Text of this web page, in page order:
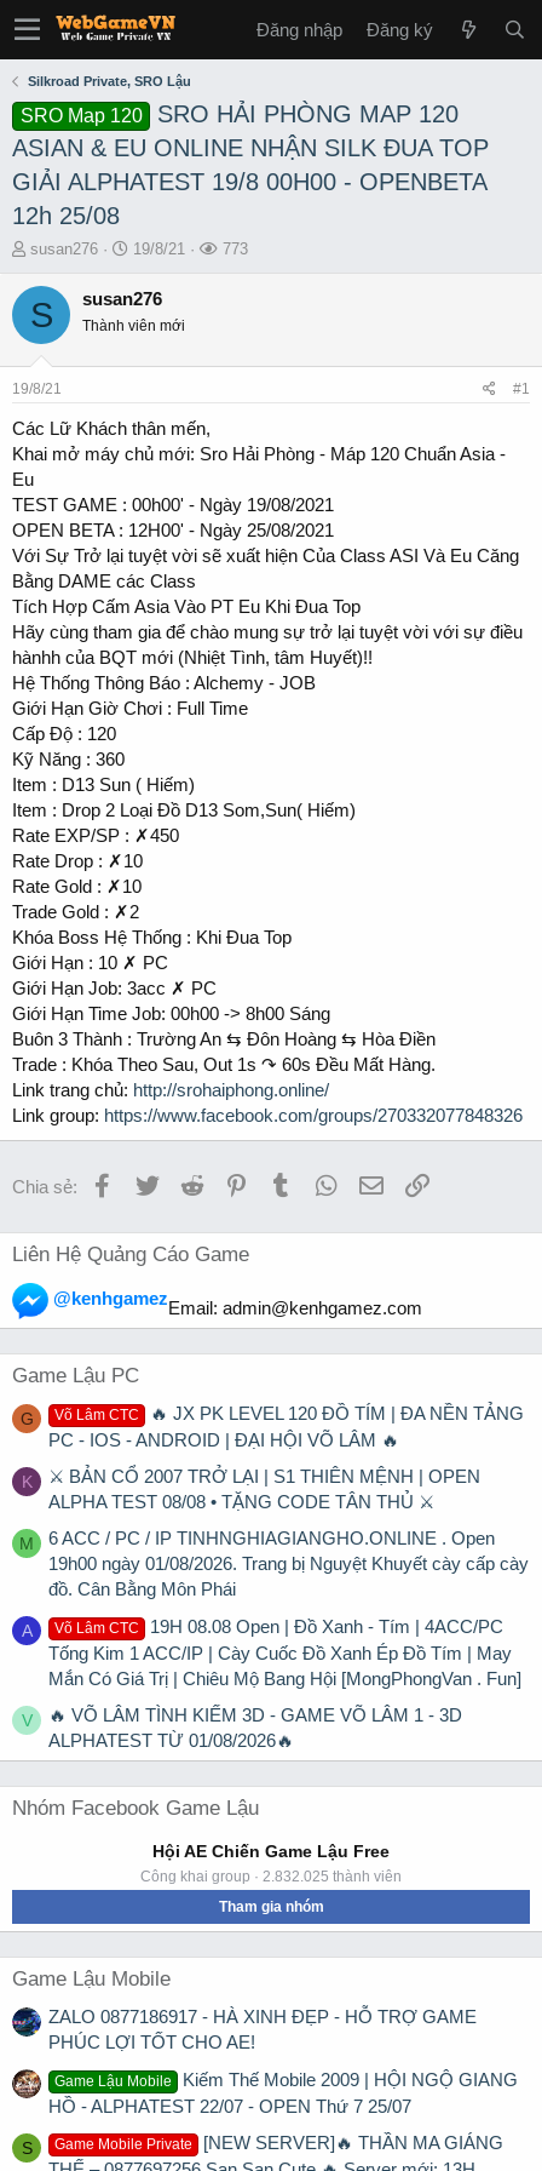
Đăng nhập Đăng ký
Silkroad Private, SRO Lậu
SRO Map 120
SRO HẢI PHÒNG MAP 120
ASIAN & EU ONLINE NHẬN SILK ĐUA TOP
GIẢI ALPHATEST 19/8 00H00 - OPENBETA
12h 25/08
T
r
e
s
a
t
e
r
susan276
S
a
t
e
19/8/21
L
773
S susan276
Thành viên mới
19/8/21 #1
Các Lữ Khách thân mến,
Khai mở máy chủ mới: Sro Hải Phòng - Máp 120 Chuẩn Asia -
Eu
TEST GAME : 00h00' - Ngày 19/08/2021
OPEN BETA : 12H00' - Ngày 25/08/2021
Với Sự Trở lại tuyệt vời sẽ xuất hiện Của Class ASI Và Eu Căng
Bằng DAME các Class
Tích Hợp Cấm Asia Vào PT Eu Khi Đua Top
Hãy cùng tham gia để chào mung sự trở lại tuyệt vời với sự điều
hànhh của BQT mới (Nhiệt Tình, tâm Huyết)!!
Hệ Thống Thông Báo : Alchemy - JOB
Giới Hạn Giờ Chơi : Full Time
Cấp Độ : 120
Kỹ Năng : 360
Item : D13 Sun ( Hiếm)
Item : Drop 2 Loại Đồ D13 Som,Sun( Hiếm)
Rate EXP/SP : ✗450
Rate Drop : ✗10
Rate Gold : ✗10
Trade Gold : ✗2
Khóa Boss Hệ Thống : Khi Đua Top
Giới Hạn : 10 ✗ PC
Giới Hạn Job: 3acc ✗ PC
Giới Hạn Time Job: 00h00 -> 8h00 Sáng
Buôn 3 Thành : Trường An ⇆ Đôn Hoàng ⇆ Hòa Điền
Trade : Khóa Theo Sau, Out 1s ↷ 60s Đều Mất Hàng.
Link trang chủ: http://srohaiphong.online/
Link group: https://www.facebook.com/groups/270332077848326
Chia sẻ: Facebook
TwitterReddit PinterestTumblrWhatsApp
EmailLink
Liên Hệ Quảng Cáo Game
@kenhgamezEmail: admin@kenhgamez.com
Game Lậu PC
G Võ Lâm CTC
🔥 JX PK LEVEL 120 ĐỒ TÍM | ĐA NỀN TẢNG
PC - IOS - ANDROID | ĐẠI HỘI VÕ LÂM 🔥
K
⚔ BẢN CỔ 2007 TRỞ LẠI | S1 THIÊN MỆNH | OPEN
ALPHA TEST 08/08 • TẶNG CODE TÂN THỦ ⚔
M
6 ACC / PC / IP TINHNGHIAGIANGHO.ONLINE . Open
19h00 ngày 01/08/2026. Trang bị Nguyệt Khuyết cày cấp cày
đồ. Cân Bằng Môn Phái
A Võ Lâm CTC
19H 08.08 Open | Đồ Xanh - Tím | 4ACC/PC
Tống Kim 1 ACC/IP | Cày Cuốc Đồ Xanh Ép Đồ Tím | May
Mắn Có Giá Trị | Chiêu Mộ Bang Hội [MongPhongVan . Fun]
V
🔥 VÕ LÂM TÌNH KIẾM 3D - GAME VÕ LÂM 1 - 3D
ALPHATEST TỪ 01/08/2026🔥
Nhóm Facebook Game Lậu
Hội AE Chiến Game Lậu Free
Công khai group · 2.832.025 thành viên
Tham gia nhóm
Game Lậu Mobile
ZALO 0877186917 - HÀ XINH ĐẸP - HỖ TRỢ GAME
PHÚC LỢI TỐT CHO AE!
Game Lậu Mobile
Kiếm Thế Mobile 2009 | HỘI NGỘ GIANG
HỒ - ALPHATEST 22/07 - OPEN Thứ 7 25/07
S Game Mobile Private
[NEW SERVER]🔥 THẦN MA GIÁNG